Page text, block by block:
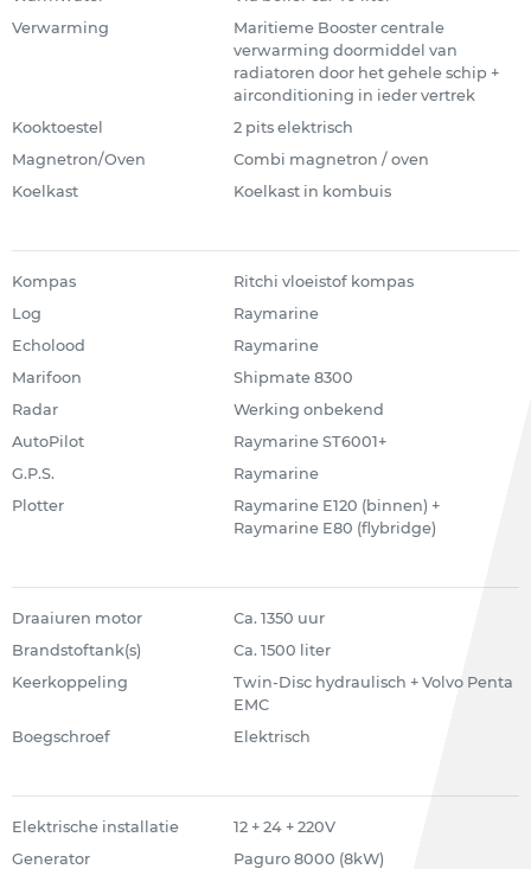
Verwarming
Maritieme Booster centrale
verwarming doormiddel van
radiatoren door het gehele schip +
airconditioning in ieder vertrek
Kooktoestel
2 pits elektrisch
Magnetron/Oven
Combi magnetron / oven
Koelkast
Koelkast in kombuis
Kompas
Ritchi vloeistof kompas
Log
Raymarine
Echolood
Raymarine
Marifoon
Shipmate 8300
Radar
Werking onbekend
AutoPilot
Raymarine ST6001+
G.P.S.
Raymarine
Plotter
Raymarine E120 (binnen) +
Raymarine E80 (flybridge)
Draaiuren motor
Ca. 1350 uur
Brandstoftank(s)
Ca. 1500 liter
Keerkoppeling
Twin-Disc hydraulisch + Volvo Penta
EMC
Boegschroef
Elektrisch
Elektrische installatie
12 + 24 + 220V
Generator
Paguro 8000 (8kW)